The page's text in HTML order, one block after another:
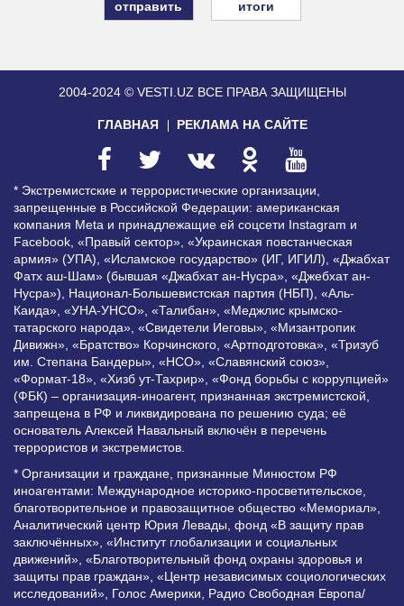
итоги
2004-2024 © VESTI.UZ ВСЕ ПРАВА ЗАЩИЩЕНЫ
ГЛАВНАЯ РЕКЛАМА НА САЙТЕ
* Экстремистские и террористические организации,
запрещенные в Российской Федерации: американская
компания Meta и принадлежащие ей соцсети Instagram и
Facebook, «Правый сектор», «Украинская повстанческая
армия» (УПА), «Исламское государство» (ИГ, ИГИЛ), «Джабхат
Фатх аш-Шам» (бывшая «Джабхат ан-Нусра», «Джебхат ан-
Нусра»), Национал-Большевистская партия (НБП), «Аль-
Каида», «УНА-УНСО», «Талибан», «Меджлис крымско-
татарского народа», «Свидетели Иеговы», «Мизантропик
Дивижн», «Братство» Корчинского, «Артподготовка», «Тризуб
им. Степана Бандеры», «НСО», «Славянский союз»,
«Формат-18», «Хизб ут-Тахрир», «Фонд борьбы с коррупцией»
(ФБК) – организация-иноагент, признанная экстремистской,
запрещена в РФ и ликвидирована по решению суда; её
основатель Алексей Навальный включён в перечень
террористов и экстремистов.
* Организации и граждане, признанные Минюстом РФ
иноагентами: Международное историко-просветительское,
благотворительное и правозащитное общество «Мемориал»,
Аналитический центр Юрия Левады, фонд «В защиту прав
заключённых», «Институт глобализации и социальных
движений», «Благотворительный фонд охраны здоровья и
защиты прав граждан», «Центр независимых социологических
исследований», Голос Америки, Радио Свободная Европа/